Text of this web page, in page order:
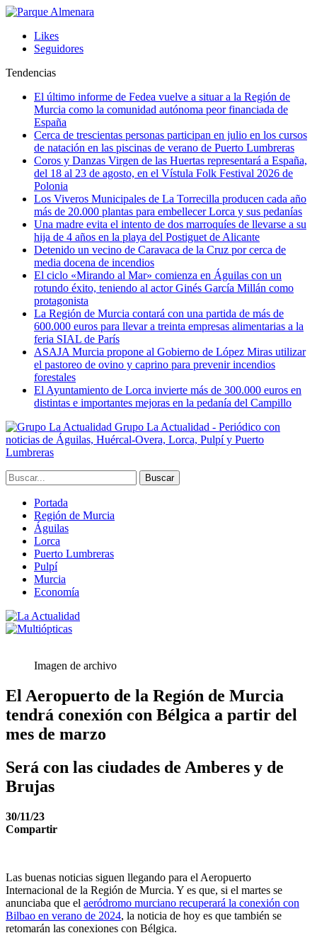
Likes
Seguidores
Tendencias
El último informe de Fedea vuelve a situar a la Región de
Murcia como la comunidad autónoma peor financiada de
España
Cerca de trescientas personas participan en julio en los cursos
de natación en las piscinas de verano de Puerto Lumbreras
Coros y Danzas Virgen de las Huertas representará a España,
del 18 al 23 de agosto, en el Vístula Folk Festival 2026 de
Polonia
Los Viveros Municipales de La Torrecilla producen cada año
más de 20.000 plantas para embellecer Lorca y sus pedanías
Una madre evita el intento de dos marroquíes de llevarse a su
hija de 4 años en la playa del Postiguet de Alicante
Detenido un vecino de Caravaca de la Cruz por cerca de
media docena de incendios
El ciclo «Mirando al Mar» comienza en Águilas con un
rotundo éxito, teniendo al actor Ginés García Millán como
protagonista
La Región de Murcia contará con una partida de más de
600.000 euros para llevar a treinta empresas alimentarias a la
feria SIAL de París
ASAJA Murcia propone al Gobierno de López Miras utilizar
el pastoreo de ovino y caprino para prevenir incendios
forestales
El Ayuntamiento de Lorca invierte más de 300.000 euros en
distintas e importantes mejoras en la pedanía del Campillo
Grupo La Actualidad - Periódico con
noticias de Águilas, Huércal-Overa, Lorca, Pulpí y Puerto
Lumbreras
Portada
Región de Murcia
Águilas
Lorca
Puerto Lumbreras
Pulpí
Murcia
Economía
Imagen de archivo
El Aeropuerto de la Región de Murcia
tendrá conexión con Bélgica a partir del
mes de marzo
Será con las ciudades de Amberes y de
Brujas
30/11/23
Compartir
Las buenas noticias siguen llegando para el Aeropuerto
Internacional de la Región de Murcia. Y es que, si el martes se
anunciaba que el aeródromo murciano recuperará la conexión con
Bilbao en verano de 2024, la noticia de hoy es que también se
retomarán las conexiones con Bélgica.